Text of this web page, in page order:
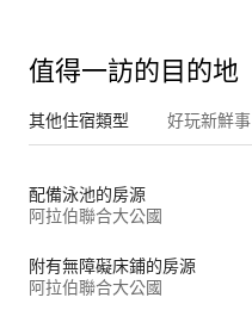
值得一訪的目的地
其他住宿類型 好玩新鮮事
配備泳池的房源
阿拉伯聯合大公國
附有無障礙床鋪的房源
阿拉伯聯合大公國